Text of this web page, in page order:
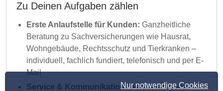
Nur notwendige Cookies
Zu Deinen Aufgaben zählen
Erste Anlaufstelle für Kunden: Ganzheitliche
Beratung zu Sachversicherungen wie Hausrat,
Wohngebäude, Rechtsschutz und Tierkranken –
individuell, fachlich fundiert, telefonisch und per E-
Mail
Service & Kommunikation:Bearbeitung von